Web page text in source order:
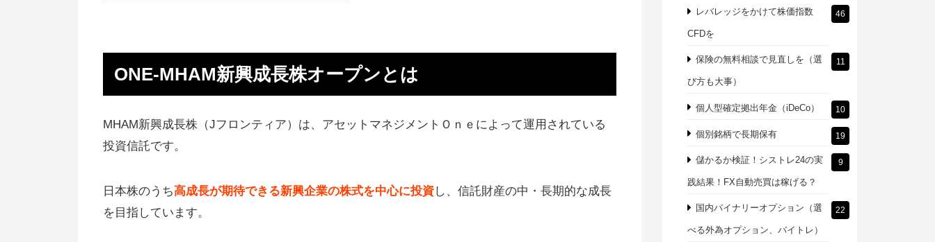
Jフロンティアの評判、口コミ
めしない
Q&A！疑問に回答
しない
ONE-MHAM新興成長株オープンとは
MHAM新興成長株（Jフロンティア）は、アセットマネジメントＯｎｅによって運用されている
投資信託です。
日本株のうち高成長が期待できる新興企業の株式を中心に投資し、信託財産の中・長期的な成長
を目指しています。
レバレッジをかけて株価指数
CFDを
46
保険の無料相談で見直しを（選
び方も大事）
11
個人型確定拠出年金（iDeCo） 10
個別銘柄で長期保有 19
儲かるか検証！シストレ24の実
践結果！FX自動売買は稼げる？
9
国内バイナリーオプション（選
べる外為オプション、バイトレ）
22